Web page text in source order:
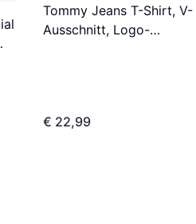
Tommy Jeans T-Shirt, V-
Ausschnitt, Logo-
€ 22,99